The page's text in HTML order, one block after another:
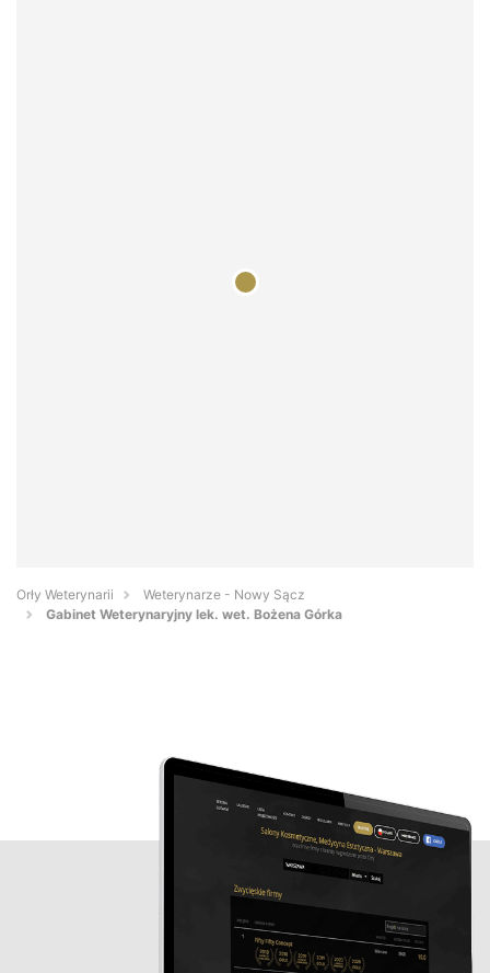
Orły Weterynarii
Weterynarze - Nowy Sącz
Gabinet Weterynaryjny lek. wet. Bożena Górka